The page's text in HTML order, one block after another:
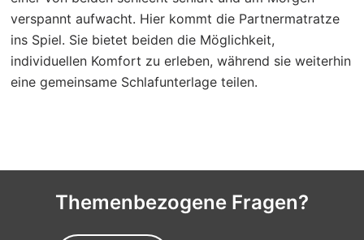
verspannt aufwacht. Hier kommt die Partnermatratze
ins Spiel. Sie bietet beiden die Möglichkeit,
individuellen Komfort zu erleben, während sie weiterhin
eine gemeinsame Schlafunterlage teilen.
Themenbezogene Fragen?